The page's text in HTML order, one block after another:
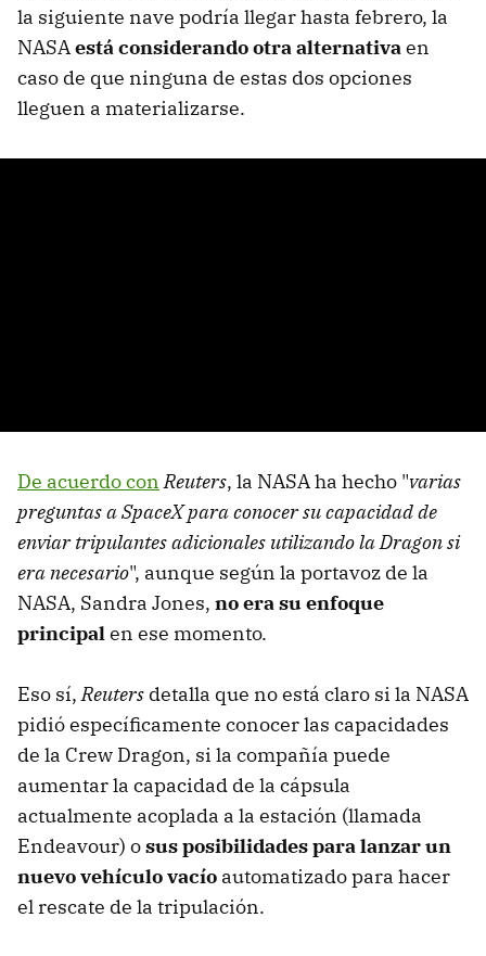
la siguiente nave podría llegar hasta febrero, la
NASAestá considerando otra alternativaen
caso de que ninguna de estas dos opciones
lleguen a materializarse.
De acuerdo con Reuters, la NASA ha hecho "varias
preguntas a SpaceX para conocer su capacidad de
enviar tripulantes adicionales utilizando la Dragon si
era necesario", aunque según la portavoz de la
NASA, Sandra Jones, no era su enfoque
principalen ese momento.
Eso sí,Reuters detalla que no está claro si la NASA
pidió específicamente conocer las capacidades
de la Crew Dragon, si la compañía puede
aumentar la capacidad de la cápsula
actualmente acoplada a la estación (llamada
Endeavour) osus posibilidades para lanzar un
nuevo vehículo vacío automatizado para hacer
el rescate de la tripulación.